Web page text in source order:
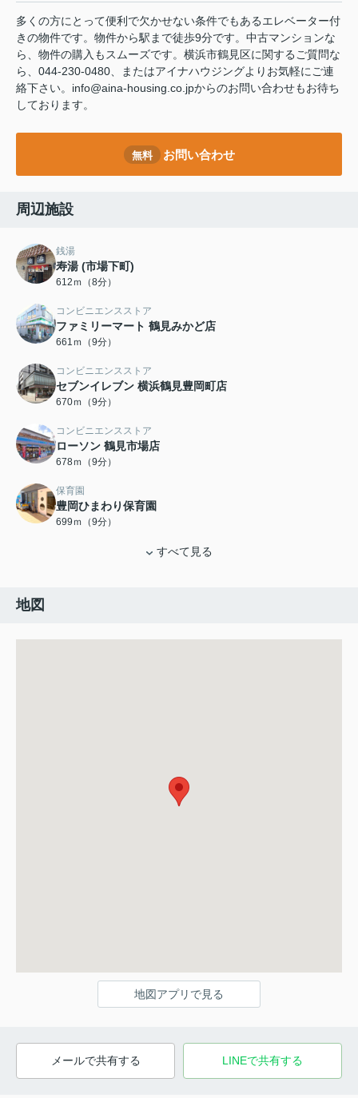
多くの方にとって便利で欠かせない条件でもあるエレベーター付
きの物件です。物件から駅まで徒歩9分です。中古マンションな
ら、物件の購入もスムーズです。横浜市鶴見区に関するご質問な
ら、044-230-0480、またはアイナハウジングよりお気軽にご連
絡下さい。info@aina-housing.co.jpからのお問い合わせもお待ち
しております。
無料 お問い合わせ
周辺施設
銭湯
寿湯 (市場下町)
612ｍ（8分）
コンビニエンスストア
ファミリーマート 鶴見みかど店
661ｍ（9分）
コンビニエンスストア
セブンイレブン 横浜鶴見豊岡町店
670ｍ（9分）
コンビニエンスストア
ローソン 鶴見市場店
678ｍ（9分）
保育園
豊岡ひまわり保育園
699ｍ（9分）
すべて見る
地図
地図アプリで見る
メールで共有する LINEで共有する